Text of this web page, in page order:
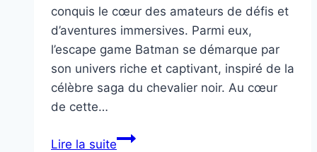
conquis le cœur des amateurs de défis et
d’aventures immersives. Parmi eux,
l’escape game Batman se démarque par
son univers riche et captivant, inspiré de la
célèbre saga du chevalier noir. Au cœur
de cette…
Lire la suiteBatman